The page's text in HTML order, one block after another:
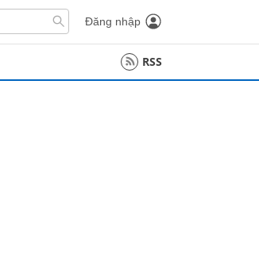
Đăng nhập
RSS